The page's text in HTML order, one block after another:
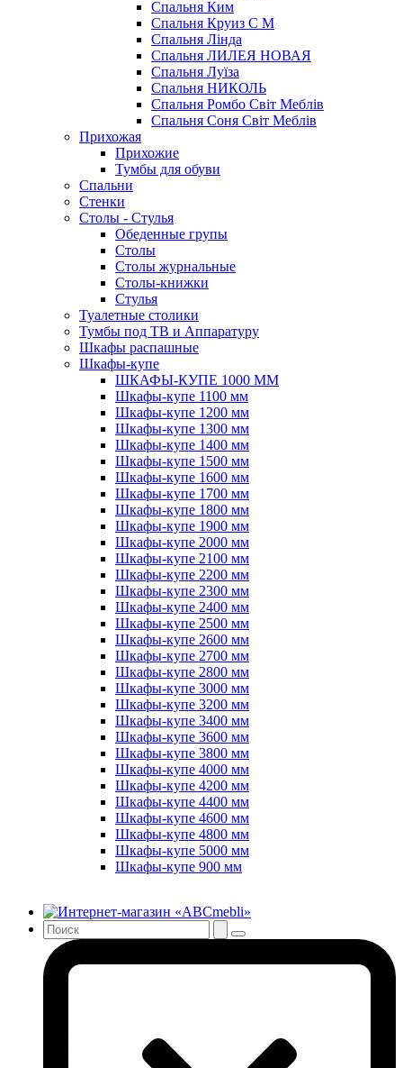
Спальня Ким
Спальня Круиз С М
Спальня Лінда
Спальня ЛИЛЕЯ НОВАЯ
Спальня Луїза
Спальня НИКОЛЬ
Спальня Ромбо Світ Меблів
Спальня Соня Світ Меблів
Прихожая
Прихожие
Тумбы для обуви
Спальни
Стенки
Столы - Стулья
Обеденные групы
Столы
Столы журнальные
Столы-книжки
Стулья
Туалетные столики
Тумбы под ТВ и Аппаратуру
Шкафы распашные
Шкафы-купе
ШКАФЫ-КУПЕ 1000 ММ
Шкафы-купе 1100 мм
Шкафы-купе 1200 мм
Шкафы-купе 1300 мм
Шкафы-купе 1400 мм
Шкафы-купе 1500 мм
Шкафы-купе 1600 мм
Шкафы-купе 1700 мм
Шкафы-купе 1800 мм
Шкафы-купе 1900 мм
Шкафы-купе 2000 мм
Шкафы-купе 2100 мм
Шкафы-купе 2200 мм
Шкафы-купе 2300 мм
Шкафы-купе 2400 мм
Шкафы-купе 2500 мм
Шкафы-купе 2600 мм
Шкафы-купе 2700 мм
Шкафы-купе 2800 мм
Шкафы-купе 3000 мм
Шкафы-купе 3200 мм
Шкафы-купе 3400 мм
Шкафы-купе 3600 мм
Шкафы-купе 3800 мм
Шкафы-купе 4000 мм
Шкафы-купе 4200 мм
Шкафы-купе 4400 мм
Шкафы-купе 4600 мм
Шкафы-купе 4800 мм
Шкафы-купе 5000 мм
Шкафы-купе 900 мм